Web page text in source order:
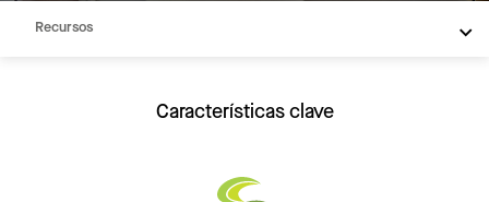
Recursos
Características clave